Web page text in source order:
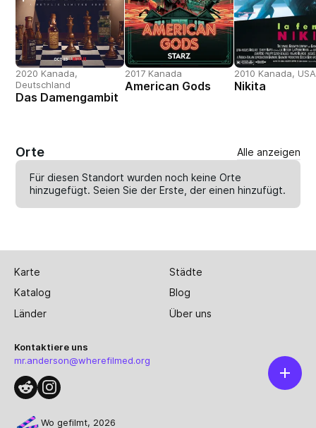
2020 Kanada,
Deutschland
Das Damengambit
2017 Kanada
American Gods
2010 Kanada, USA
Nikita
Orte Alle anzeigen
Für diesen Standort wurden noch keine Orte
hinzugefügt. Seien Sie der Erste, der einenhinzufügt.
Karte
Städte
Katalog
Blog
Länder
Über uns
Kontaktiere uns
mr.anderson@wherefilmed.org
Wo gefilmt, 2026